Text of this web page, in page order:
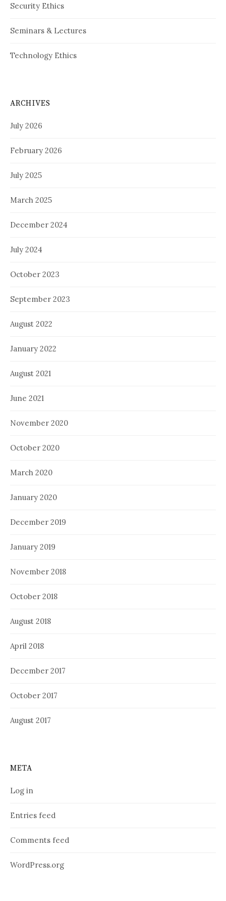
Security Ethics
Seminars & Lectures
Technology Ethics
ARCHIVES
July 2026
February 2026
July 2025
March 2025
December 2024
July 2024
October 2023
September 2023
August 2022
January 2022
August 2021
June 2021
November 2020
October 2020
March 2020
January 2020
December 2019
January 2019
November 2018
October 2018
August 2018
April 2018
December 2017
October 2017
August 2017
META
Log in
Entries feed
Comments feed
WordPress.org